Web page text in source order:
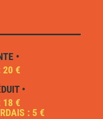
•
20 €
•
18 €
: 5 €